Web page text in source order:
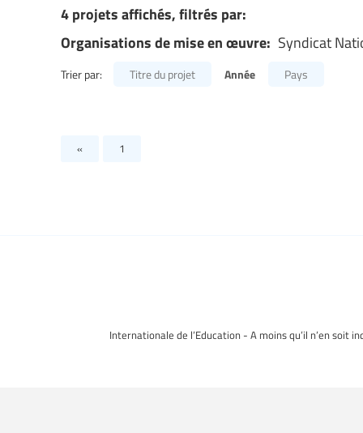
4 projets affichés, filtrés par:
Organisations de mise en œuvre: Syndicat
Trier par: Titre du projet Année Pays
« 1
Internationale de l’Education - A moins qu’il n’en